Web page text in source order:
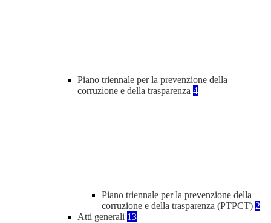
Piano triennale per la prevenzione della
corruzione e della trasparenza 4
Piano triennale per la prevenzione della
corruzione e della trasparenza (PTPCT) 2
Atti generali 13